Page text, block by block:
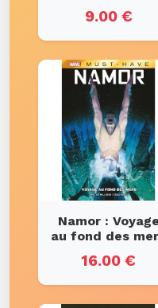
9.00 €
Namor : Voyage
au fond des
16.00 €